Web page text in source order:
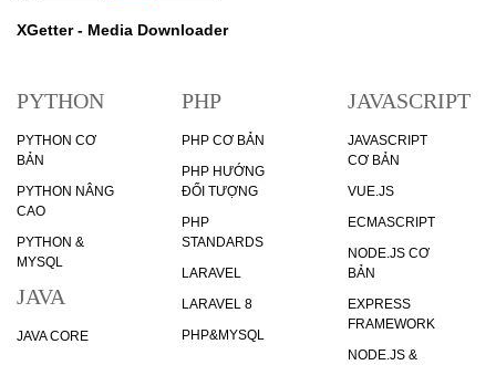
XGetter - Media Downloader
PYTHON
PYTHON CƠ
BẢN
PYTHON NÂNG
CAO
PYTHON &
MYSQL
JAVA
JAVA CORE
PHP
PHP CƠ BẢN
PHP HƯỚNG
ĐỐI TƯỢNG
PHP
STANDARDS
LARAVEL
LARAVEL 8
PHP&MYSQL
JAVASCRIPT
JAVASCRIPT
CƠ BẢN
VUE.JS
ECMASCRIPT
NODE.JS CƠ
BẢN
EXPRESS
FRAMEWORK
NODE.JS &